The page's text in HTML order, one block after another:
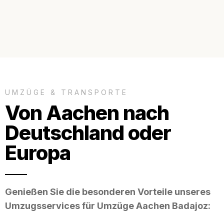
UMZÜGE & TRANSPORTE
Von Aachen nach
Deutschland oder
Europa
Genießen Sie die besonderen Vorteile unseres
Umzugsservices für Umzüge Aachen Badajoz: